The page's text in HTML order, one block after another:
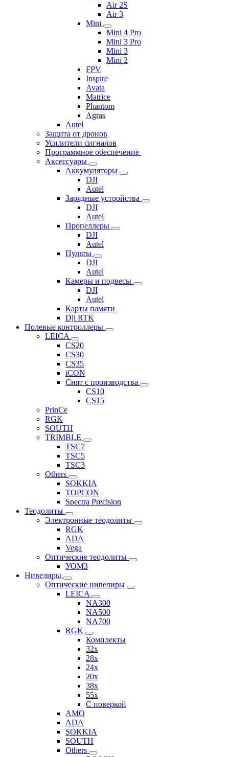
Air 2S
Air 3
Mini
Mini 4 Pro
Mini 3 Pro
Mini 3
Mini 2
FPV
Inspire
Avata
Matrice
Phantom
Agras
Autel
Защита от дронов
Усилители сигналов
Программное обеспечение
Аксессуары
Аккумуляторы
DJI
Autel
Зарядные устройства
DJI
Autel
Пропеллеры
DJI
Autel
Пульты
DJI
Autel
Камеры и подвесы
DJI
Autel
Карты памяти
Dji RTK
Полевые контроллеры
LEICA
CS20
CS30
CS35
iCON
Снят с производства
CS10
CS15
PrinCe
RGK
SOUTH
TRIMBLE
TSC7
TSC5
TSC3
Others
SOKKIA
TOPCON
Spectra Precision
Теодолиты
Электронные теодолиты
RGK
ADA
Vega
Оптические теодолиты
УОМЗ
Нивелиры
Оптические нивелиры
LEICA
NA300
NA500
NA700
RGK
Комплекты
32x
28x
24x
20x
38x
55x
C поверкой
AMO
ADA
SOKKIA
SOUTH
Others